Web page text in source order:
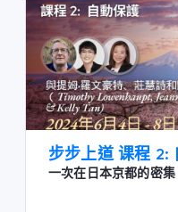
步步上道 课程 2:
一次在日本京都的密